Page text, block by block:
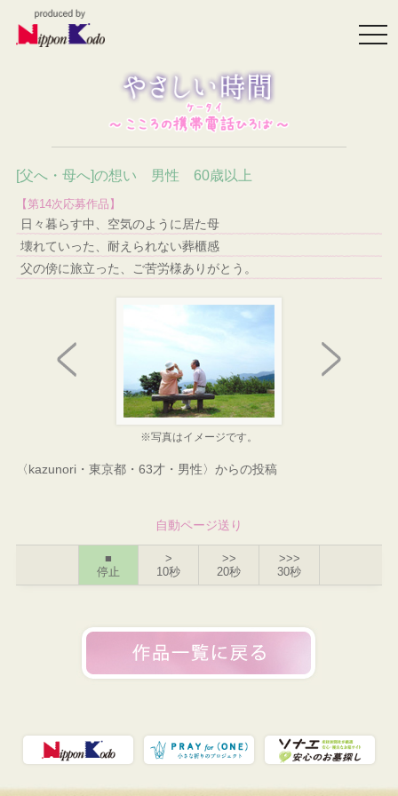
[父へ・母へ]の想い 男性 60歳以上
【第14次応募作品】
日々暮らす中、空気のように居た母
壊れていった、耐えられない葬櫃感
父の傍に旅立った、ご苦労様ありがとう。
※写真はイメージです。
〈kazunori・東京都・63才・男性〉からの投稿
自動ページ送り
■
停止
>
10秒
>>
20秒
>>>
30秒